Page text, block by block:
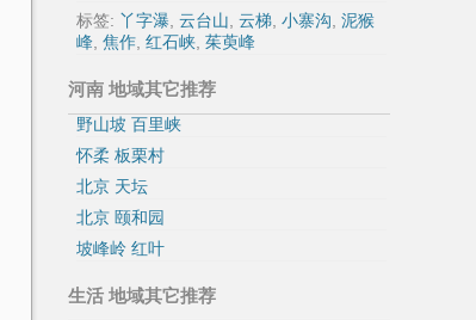
标签: 丫字瀑 云台山 云梯 小寨沟 泥猴
峰 焦作 红石峡 茱萸峰
河南 地域其它推荐
野山坡 百里峡
怀柔 板栗村
北京 天坛
北京 颐和园
坡峰岭 红叶
生活 地域其它推荐